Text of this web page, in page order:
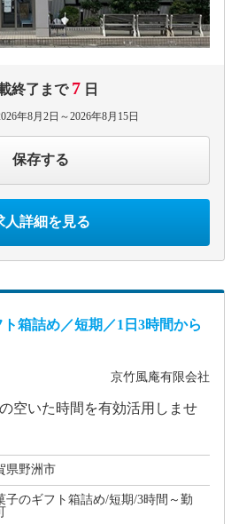
終了まで 7 日
年8月2日～2026年8月15日
保存する
人詳細を見る
箱詰め／短期／1日3時間から
京竹風庵有限会社
空いた時間を有効活用しませ
県野洲市
子のギフト箱詰め/短期/3時間～勤